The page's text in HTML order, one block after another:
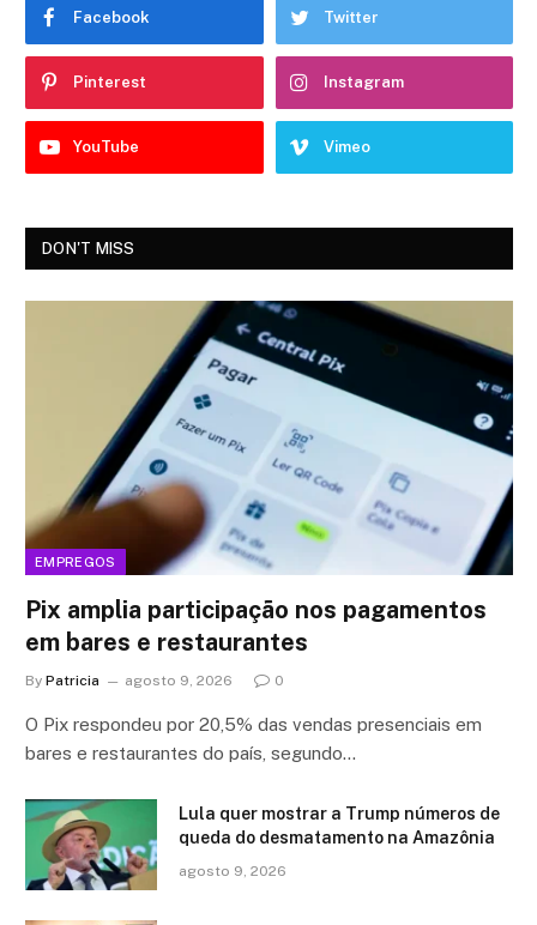
Facebook Twitter
Pinterest Instagram
YouTube Vimeo
DON'T MISS
EMPREGOS
Pix amplia participação nos pagamentos
em bares e restaurantes
By Patricia agosto 9, 2026 0
O Pix respondeu por 20,5% das vendas presenciais em
bares e restaurantes do país, segundo…
Lula quer mostrar a Trump números de
queda do desmatamento na Amazônia
agosto 9, 2026